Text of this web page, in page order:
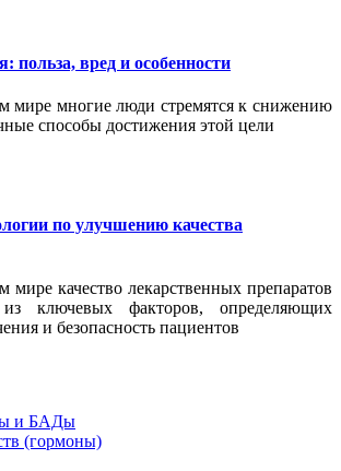
польза, вред и особенности
мире многие люди стремятся к снижению
способы достижения этой цели
по улучшению качества
мире качество лекарственных препаратов
ключевых факторов, определяющих
и безопасность пациентов
и БАДы
(гормоны)